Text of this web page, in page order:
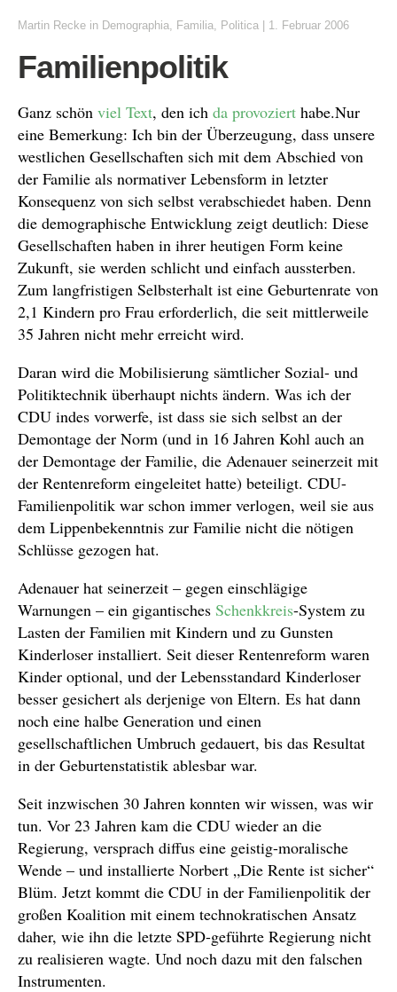
Martin Recke in Demographia, Familia, Politica 1. Februar 2006
Familienpolitik
Ganz schön viel Text, den ich da provoziert habe.Nur
eine Bemerkung: Ich bin der Überzeugung, dass unsere
westlichen Gesellschaften sich mit dem Abschied von
der Familie als normativer Lebensform in letzter
Konsequenz von sich selbst verabschiedet haben. Denn
die demographische Entwicklung zeigt deutlich: Diese
Gesellschaften haben in ihrer heutigen Form keine
Zukunft, sie werden schlicht und einfach aussterben.
Zum langfristigen Selbsterhalt ist eine Geburtenrate von
2,1 Kindern pro Frau erforderlich, die seit mittlerweile
35 Jahren nicht mehr erreicht wird.
Daran wird die Mobilisierung sämtlicher Sozial- und
Politiktechnik überhaupt nichts ändern. Was ich der
CDU indes vorwerfe, ist dass sie sich selbst an der
Demontage der Norm (und in 16 Jahren Kohl auch an
der Demontage der Familie, die Adenauer seinerzeit mit
der Rentenreform eingeleitet hatte) beteiligt. CDU-
Familienpolitik war schon immer verlogen, weil sie aus
dem Lippenbekenntnis zur Familie nicht die nötigen
Schlüsse gezogen hat.
Adenauer hat seinerzeit – gegen einschlägige
Warnungen – ein gigantisches Schenkkreis-System zu
Lasten der Familien mit Kindern und zu Gunsten
Kinderloser installiert. Seit dieser Rentenreform waren
Kinder optional, und der Lebensstandard Kinderloser
besser gesichert als derjenige von Eltern. Es hat dann
noch eine halbe Generation und einen
gesellschaftlichen Umbruch gedauert, bis das Resultat
in der Geburtenstatistik ablesbar war.
Seit inzwischen 30 Jahren konnten wir wissen, was wir
tun. Vor 23 Jahren kam die CDU wieder an die
Regierung, versprach diffus eine geistig-moralische
Wende – und installierte Norbert „Die Rente ist sicher“
Blüm. Jetzt kommt die CDU in der Familienpolitik der
großen Koalition mit einem technokratischen Ansatz
daher, wie ihn die letzte SPD-geführte Regierung nicht
zu realisieren wagte. Und noch dazu mit den falschen
Instrumenten.